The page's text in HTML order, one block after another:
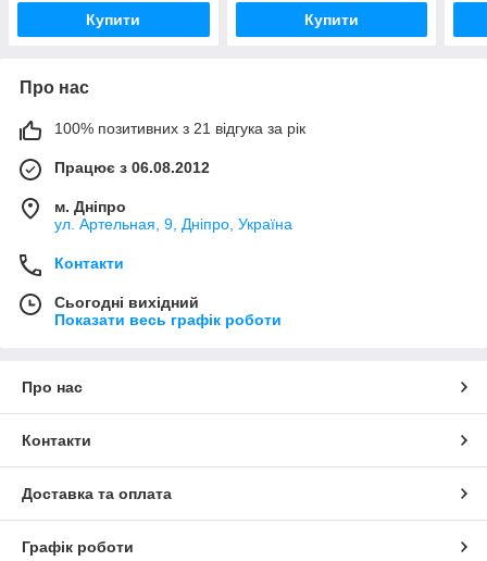
Купити Купити
Про нас
100% позитивних з 21 відгука за рік
Працює з 06.08.2012
м. Дніпро
ул. Артельная, 9, Дніпро, Україна
Контакти
Сьогодні вихідний
Показати весь графік роботи
Про нас
Контакти
Доставка та оплата
Графік роботи